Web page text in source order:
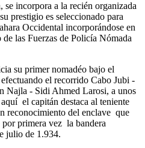
incorpora a la recién organizada
prestigio es seleccionado para
Occidental incorporándose en
las Fuerzas de Policía Nómada
su primer nomadéo bajo el
el recorrido Cabo Jubi -
Najla - Sidi Ahmed Larosi, a unos
el capitán destaca al teniente
reconocimiento del enclave que
por primera vez la bandera
julio de 1.934.